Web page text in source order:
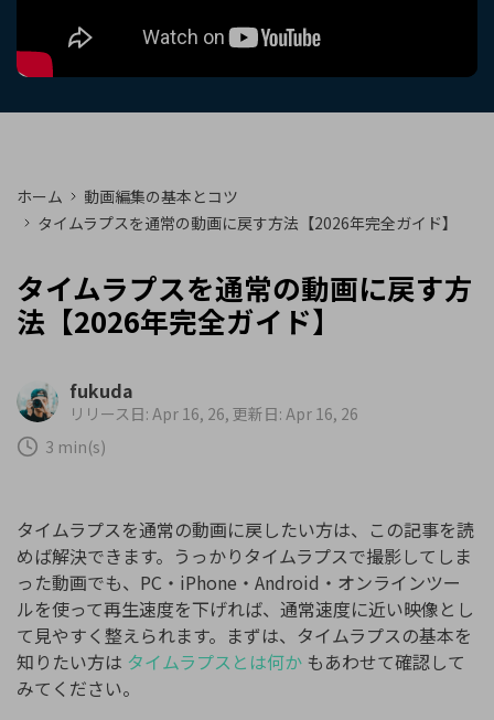
ホーム
動画編集の基本とコツ
タイムラプスを通常の動画に戻す方法【2026年完全ガイド】
タイムラプスを通常の動画に戻す方
法【2026年完全ガイド】
fukuda
リリース日: Apr 16, 26, 更新日: Apr 16, 26
3 min(s)
タイムラプスを通常の動画に戻したい方は、この記事を読
めば解決できます。うっかりタイムラプスで撮影してしま
った動画でも、PC・iPhone・Android・オンラインツー
ルを使って再生速度を下げれば、通常速度に近い映像とし
て見やすく整えられます。まずは、タイムラプスの基本を
知りたい方は タイムラプスとは何か もあわせて確認して
みてください。